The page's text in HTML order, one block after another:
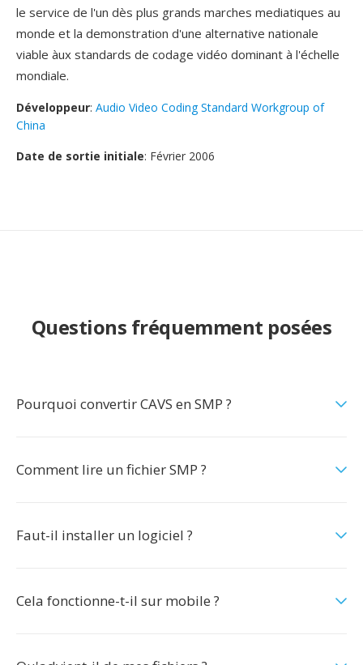
le service de l'un dès plus grands marches mediatiques au
monde et la demonstration d'une alternative nationale
viable àux standards de codage vidéo dominant à l'échelle
mondiale.
Développeur: Audio Video Coding Standard Workgroup of
China
Date de sortie initiale: Février 2006
Questions fréquemment posées
Pourquoi convertir CAVS en SMP ?
Comment lire un fichier SMP ?
Faut-il installer un logiciel ?
Cela fonctionne-t-il sur mobile ?